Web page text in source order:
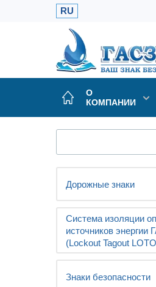
RU
О
КОМПАНИИ
Дорожные знаки
Система изоляции
источников
(Lockout Tagout
Знаки безопасности